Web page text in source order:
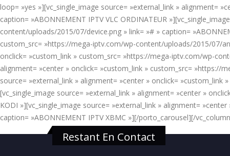
loop= »yes »][vc_single_image source= »external_link » alignment=
caption= »ABONNEMENT IPTV VLC ORDINATEUR
content/uploads/2015/07/device.png » link= »# » caption=
custom_src= »https://mega-iptv.com/wp-content/uploads/2015/07/
onclick= »custom_link » custom_src= »https://mega-iptv.com/wp-
alignment= »center » onclick= »custom_link » custom_src= »https://
source= »external_link » alignment= »center » onclick=
[vc_single_image source= »external_link » alignment= »center »
KODI »][vc_single_image source= »external_link » alignment=
caption= »ABONNEMENT IPTV XBMC »][/porto_carousel][/
Restant En Contact